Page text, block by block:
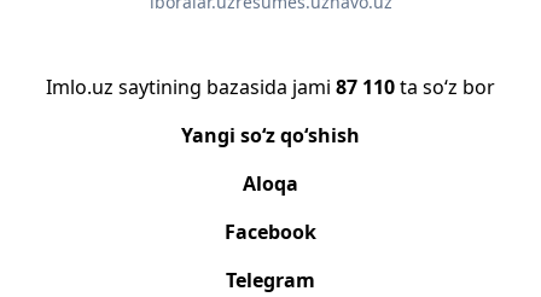
Imlo.uz saytining bazasida jami 87 110ta so‘z bor
Yangi so‘z qo‘shish
Aloqa
Facebook
Telegram